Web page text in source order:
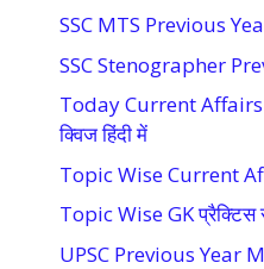
SSC MTS Previous
SSC Stenographer
Today Current
क्विज हिंदी में
Topic Wise Current
Topic Wise GK प्रैक्टिस
UPSC Previous Year